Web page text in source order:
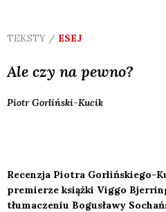
TEKSTY / ESEJ
Ale czy na pewno?
PiotrGorliński-Kucik
Recenzja Piotra Gorlińskiego-
premierze książki Viggo
tłumaczeniu Bogusławy